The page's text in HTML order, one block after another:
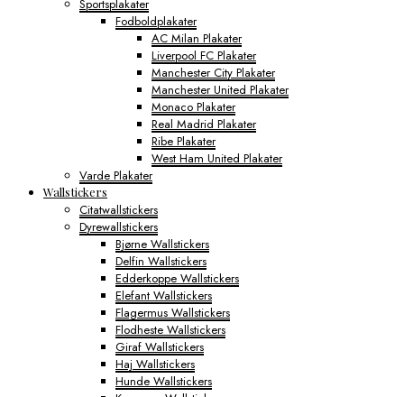
Sportsplakater
Fodboldplakater
AC Milan Plakater
Liverpool FC Plakater
Manchester City Plakater
Manchester United Plakater
Monaco Plakater
Real Madrid Plakater
Ribe Plakater
West Ham United Plakater
Varde Plakater
Wallstickers
Citatwallstickers
Dyrewallstickers
Bjørne Wallstickers
Delfin Wallstickers
Edderkoppe Wallstickers
Elefant Wallstickers
Flagermus Wallstickers
Flodheste Wallstickers
Giraf Wallstickers
Haj Wallstickers
Hunde Wallstickers